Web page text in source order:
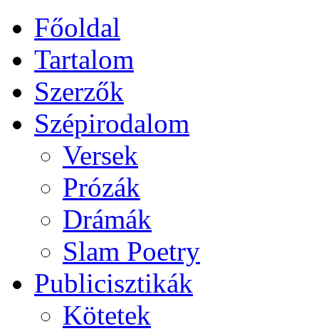
Főoldal
Tartalom
Szerzők
Szépirodalom
Versek
Prózák
Drámák
Slam Poetry
Publicisztikák
Kötetek